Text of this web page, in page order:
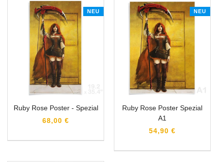
NEU
Ruby Rose Poster - Spezial
68,00 €
NEU
Ruby Rose Poster Spezial
A1
54,90 €